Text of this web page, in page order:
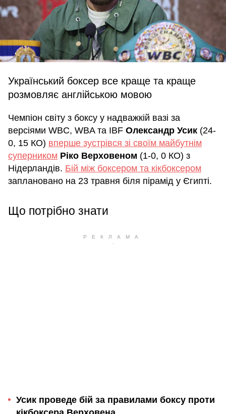
Український боксер все краще та краще
розмовляє англійською мовою
Чемпіон світу з боксу у надважкій вазі за
версіями WBC, WBA та IBF Олександр Усик (24-
0, 15 КО) вперше зустрівся зі своїм майбутнім
суперником Ріко Верховеном (1-0, 0 КО) з
Нідерландів. Бій між боксером та кікбоксером
заплановано на 23 травня біля пірамід у Єгипті.
Що потрібно знати
Усик проведе бій за правилами боксу проти